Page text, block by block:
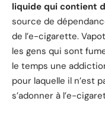
liquide qui contient
source de
de l’e-cigarette.
les gens qui sont
le temps une
pour laquelle il n’est
s’adonner à l’e-